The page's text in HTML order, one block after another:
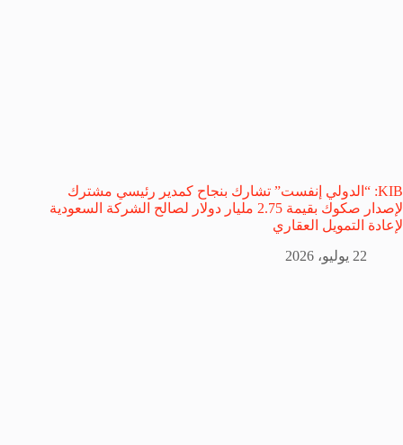
KIB: “الدولي إنفست” تشارك بنجاح كمدير رئيسي مشترك
لإصدار صكوك بقيمة 2.75 مليار دولار لصالح الشركة السعودية
لإعادة التمويل العقاري
22 يوليو، 2026